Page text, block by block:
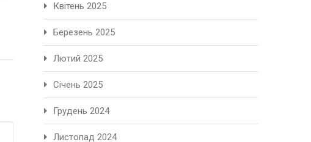
Квітень 2025
Березень 2025
Лютий 2025
Січень 2025
Грудень 2024
Листопад 2024